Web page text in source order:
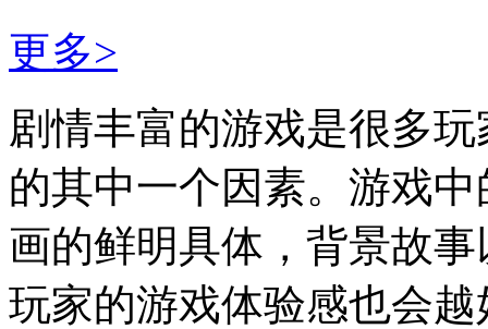
更多>
剧情丰富的游戏是很多
的其中一个因素。游戏
画的鲜明具体，背景故
玩家的游戏体验感也会